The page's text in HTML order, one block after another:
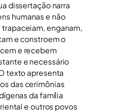
dissertação narra
humanas e não
enganam,
e constroem o
e recebem
e necessário
texto apresenta
das cerimônias
da família
e outros povos